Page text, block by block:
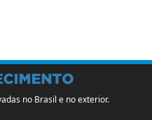
no Brasil e no exterior.